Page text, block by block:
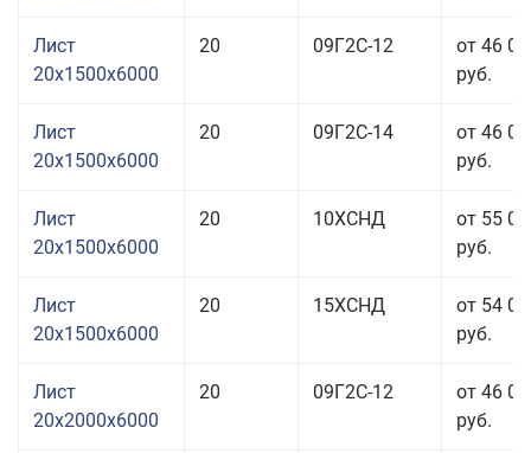
Лист
20x1500x6000
20 09Г2С-12
от 46
руб.
Лист
20x1500x6000
20 09Г2С-14
от 46
руб.
Лист
20x1500x6000
20 10ХСНД
от 55
руб.
Лист
20x1500x6000
20 15ХСНД
от 54
руб.
Лист
20x2000x6000
20 09Г2С-12
от 46
руб.